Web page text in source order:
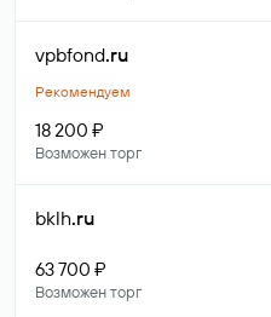
vpbfond.ru
Рекомендуем
18 200 ₽
Возможен торг
bklh.ru
63 700 ₽
Возможен торг